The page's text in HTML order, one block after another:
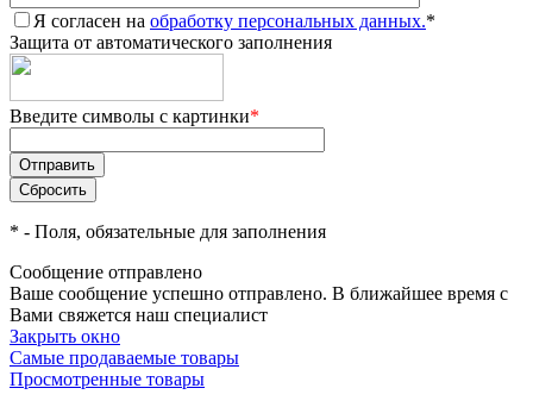
Я согласен на обработку персональных данных.*
Защита от автоматического заполнения
Введите символы с картинки*
* - Поля, обязательные для заполнения
Сообщение отправлено
Ваше сообщение успешно отправлено. В ближайшее время с
Вами свяжется наш специалист
Закрыть окно
Самые продаваемые товары
Просмотренные товары